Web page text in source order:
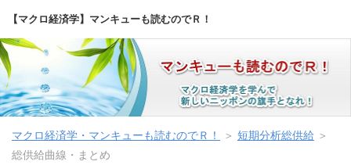
【マクロ経済学】マンキューも読むのでＲ！
マクロ経済学・マンキューも読むのでＲ！ ＞ 短期分析総供給 ＞
総供給曲線・まとめ